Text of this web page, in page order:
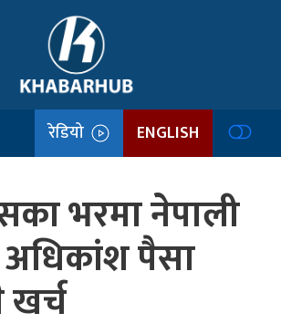
रेडियो ENGLISH
भरमा नेपाली
अधिकांश पैसा